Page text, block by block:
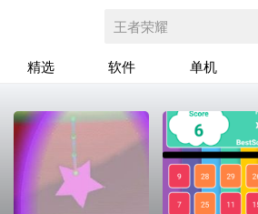
王者荣耀
精选 软件 单机